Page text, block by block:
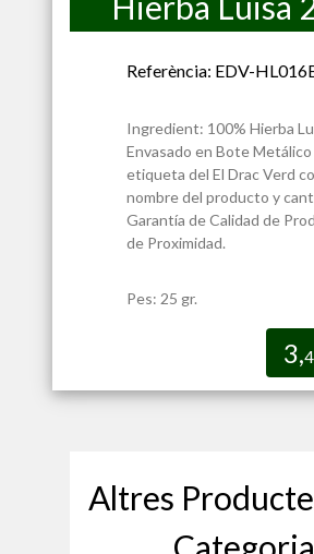
Referència: EDV-
Ingredient: 100% Hierba
Envasado en Bote Metálico
etiqueta del El Drac Verd
nombre del producto y
Garantía de Calidad de
de Proximidad.
Pes: 25 gr.
3,
Altres